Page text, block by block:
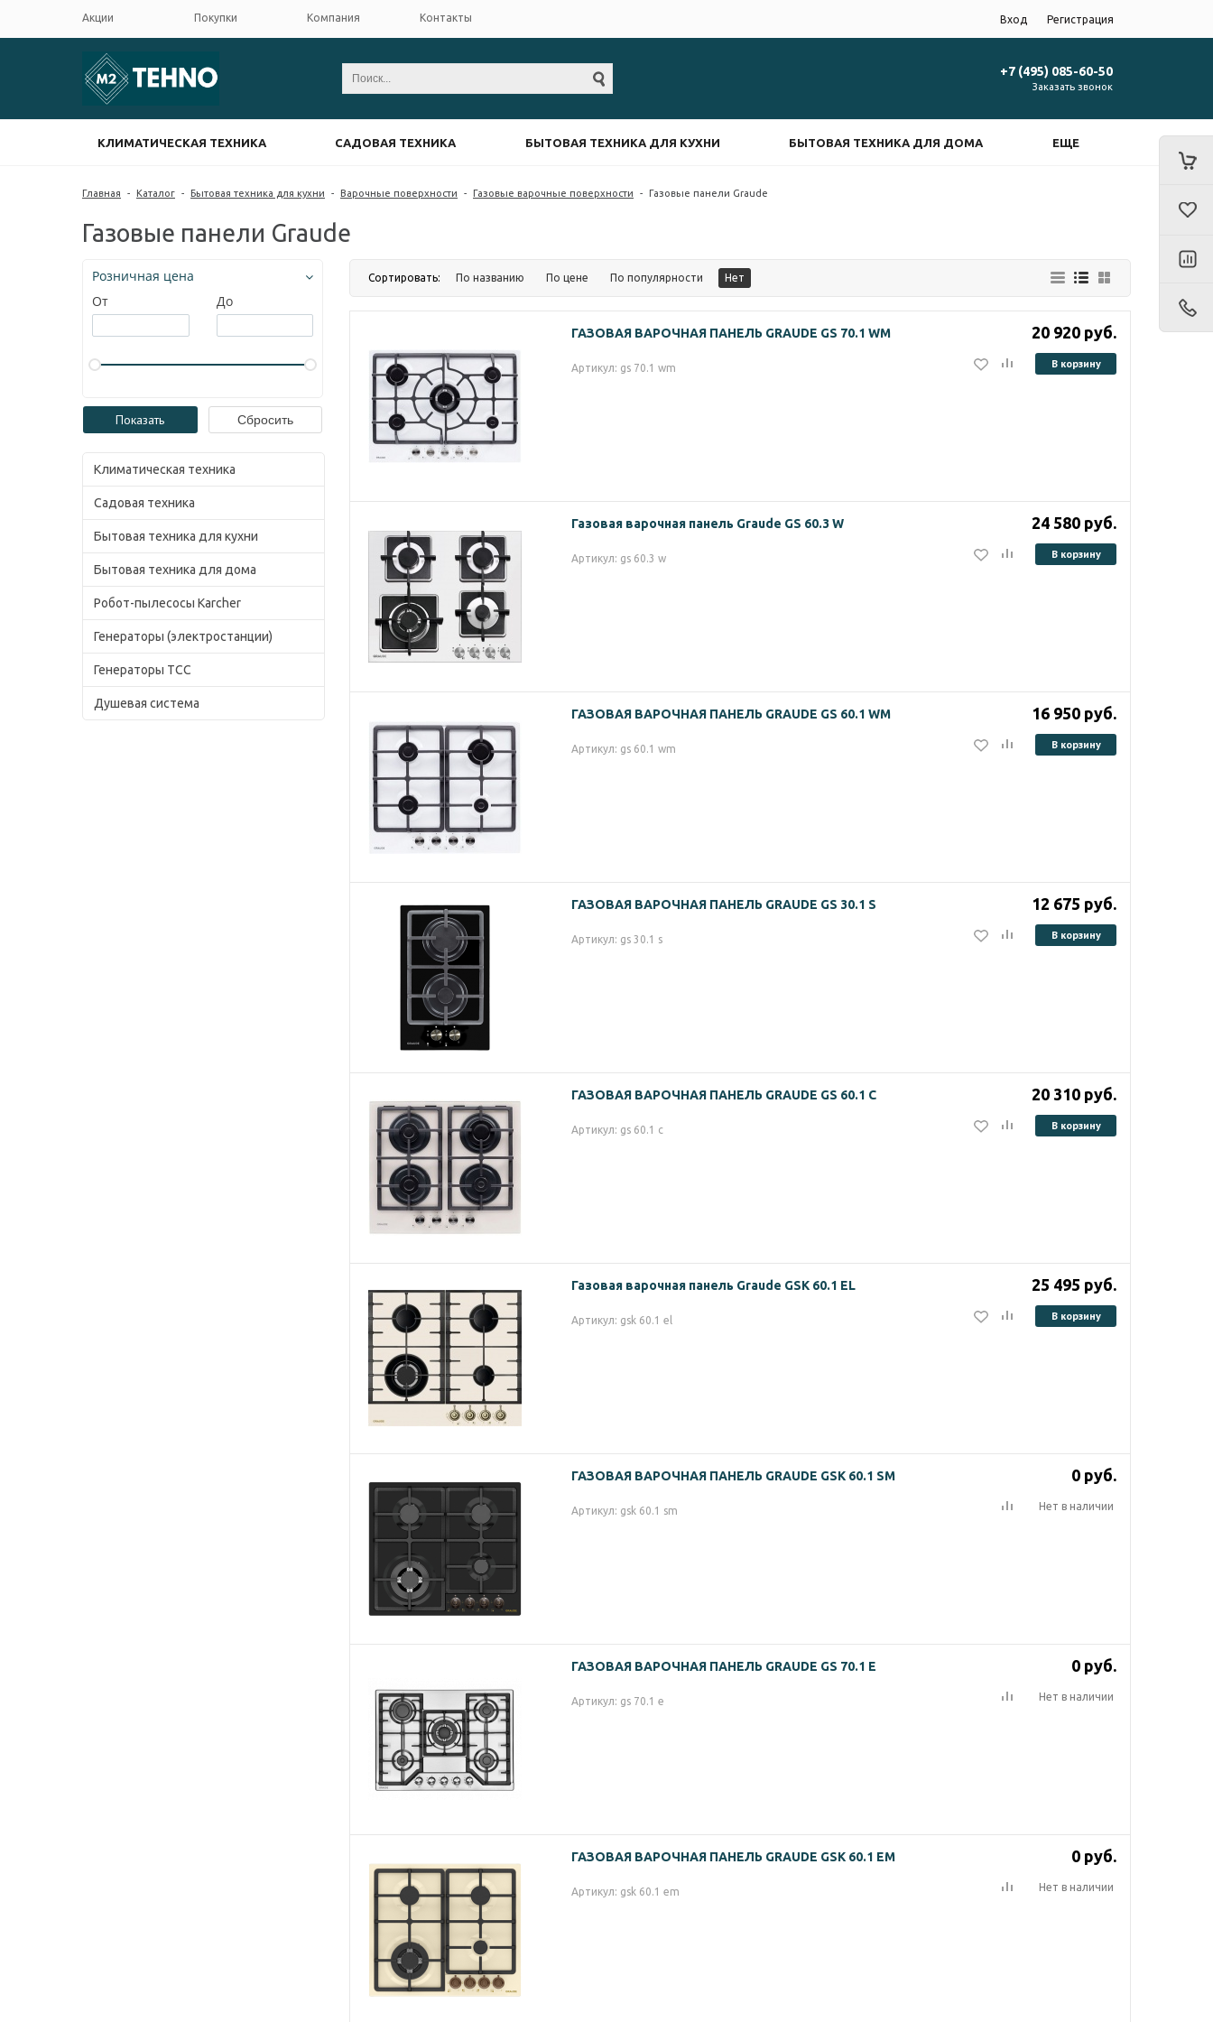
Вход Регистрация
Акции Покупки Компания Контакты
+7 (495) 085-60-50
Заказать звонок
КЛИМАТИЧЕСКАЯ ТЕХНИКА САДОВАЯ ТЕХНИКА БЫТОВАЯ ТЕХНИКА ДЛЯ КУХНИ БЫТОВАЯ ТЕХНИКА ДЛЯ ДОМА ЕЩЕ
Главная - Каталог - Бытовая техника для кухни - Варочные поверхности - Газовые варочные поверхности - Газовые панели Graude
Газовые панели Graude
Розничная цена
От
До
Климатическая техника
Садовая техника
Бытовая техника для кухни
Бытовая техника для дома
Робот-пылесосы Karcher
Генераторы (электростанции)
Генераторы ТСС
Душевая система
Сортировать: По названию По цене По популярности Нет
ГАЗОВАЯ ВАРОЧНАЯ ПАНЕЛЬ GRAUDE GS 70.1 WM
Артикул: gs 70.1 wm
20 920 руб.
В корзину
Газовая варочная панель Graude GS 60.3 W
Артикул: gs 60.3 w
24 580 руб.
В корзину
ГАЗОВАЯ ВАРОЧНАЯ ПАНЕЛЬ GRAUDE GS 60.1 WM
Артикул: gs 60.1 wm
16 950 руб.
В корзину
ГАЗОВАЯ ВАРОЧНАЯ ПАНЕЛЬ GRAUDE GS 30.1 S
Артикул: gs 30.1 s
12 675 руб.
В корзину
ГАЗОВАЯ ВАРОЧНАЯ ПАНЕЛЬ GRAUDE GS 60.1 C
Артикул: gs 60.1 c
20 310 руб.
В корзину
Газовая варочная панель Graude GSK 60.1 EL
Артикул: gsk 60.1 el
25 495 руб.
В корзину
ГАЗОВАЯ ВАРОЧНАЯ ПАНЕЛЬ GRAUDE GSK 60.1 SM
Артикул: gsk 60.1 sm
0 руб.
Нет в наличии
ГАЗОВАЯ ВАРОЧНАЯ ПАНЕЛЬ GRAUDE GS 70.1 E
Артикул: gs 70.1 e
0 руб.
Нет в наличии
ГАЗОВАЯ ВАРОЧНАЯ ПАНЕЛЬ GRAUDE GSK 60.1 EM
Артикул: gsk 60.1 em
0 руб.
Нет в наличии